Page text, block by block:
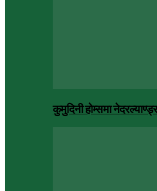
कुमुदिनी होम्समा